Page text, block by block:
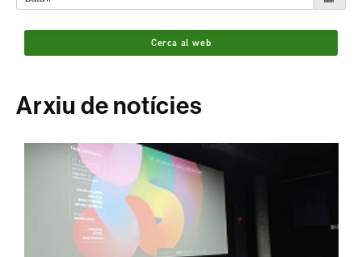
Cerca al web
Arxiu de notícies